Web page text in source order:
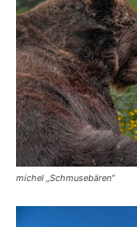
michel „Schmusebären“